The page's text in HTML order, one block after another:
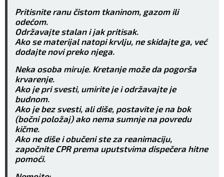
Pritisnite ranu čistom tkaninom, gazom ili
odećom.
Održavajte stalan i jak pritisak.
Ako se materijal natopi krvlju, ne skidajte ga, već
dodajte novi preko njega.
Neka osoba miruje. Kretanje može da pogorša
krvarenje.
Ako je pri svesti, umirite je i održavajte je
budnom.
Ako je bez svesti, ali diše, postavite je na bok
(bočni položaj) ako nema sumnje na povredu
kičme.
Ako ne diše i obučeni ste za reanimaciju,
započnite CPR prema uputstvima dispečera hitne
pomoći.